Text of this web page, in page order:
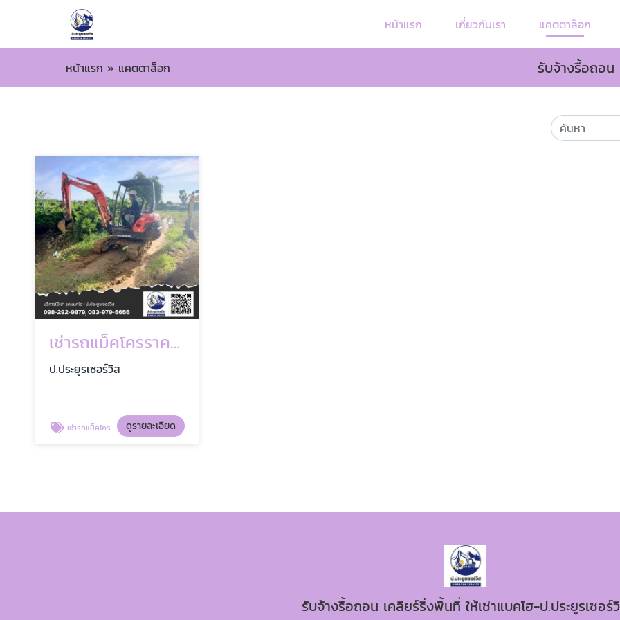
หน้าแรก เกี่ยวกับเรา แคตตาล็อก
หน้าแรก » แคตตาล็อก รับจ้างรื้อถอน
เช่ารถแม็คโครราคาถูก
ป.ประยูรเซอร์วิส
เช่ารถแม็คโครราคาถูก ดูรายละเอียด
รับจ้างรื้อถอน เคลียร์ริ่งพื้นที่ ให้เช่าแบคโฮ-ป.ประยูรเซอร์